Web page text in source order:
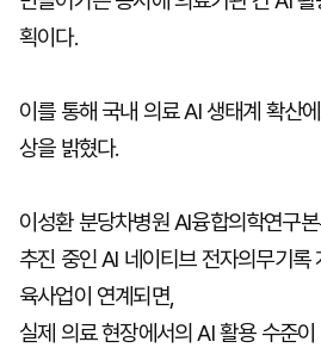
획이다.
이를 통해 국내 의료 AI 생태계 확산
상을 밝혔다.
이성환 분당차병원 AI융합의학연구
추진 중인 AI 네이티브 전자의무기록
육사업이 연계되면,
실제 의료 현장에서의 AI 활용 수준